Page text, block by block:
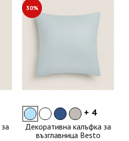
30%
+ 4
Декоративна калъфка за
възглавница Besto